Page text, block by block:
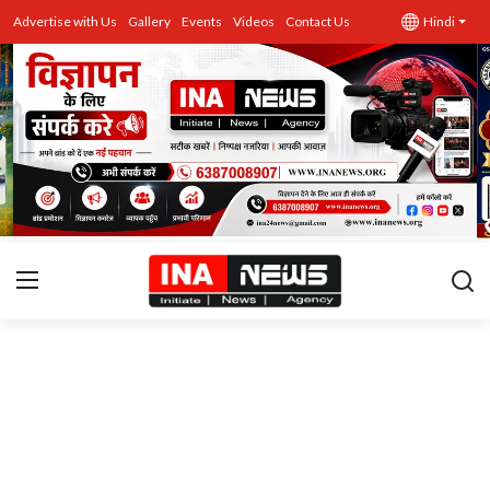
Advertise with Us Gallery Events Videos Contact Us Hindi
उत्तर प्रदेश
Advertise with Us
Events
राज्य